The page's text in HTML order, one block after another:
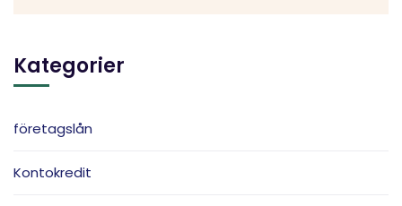
Kategorier
företagslån
Kontokredit